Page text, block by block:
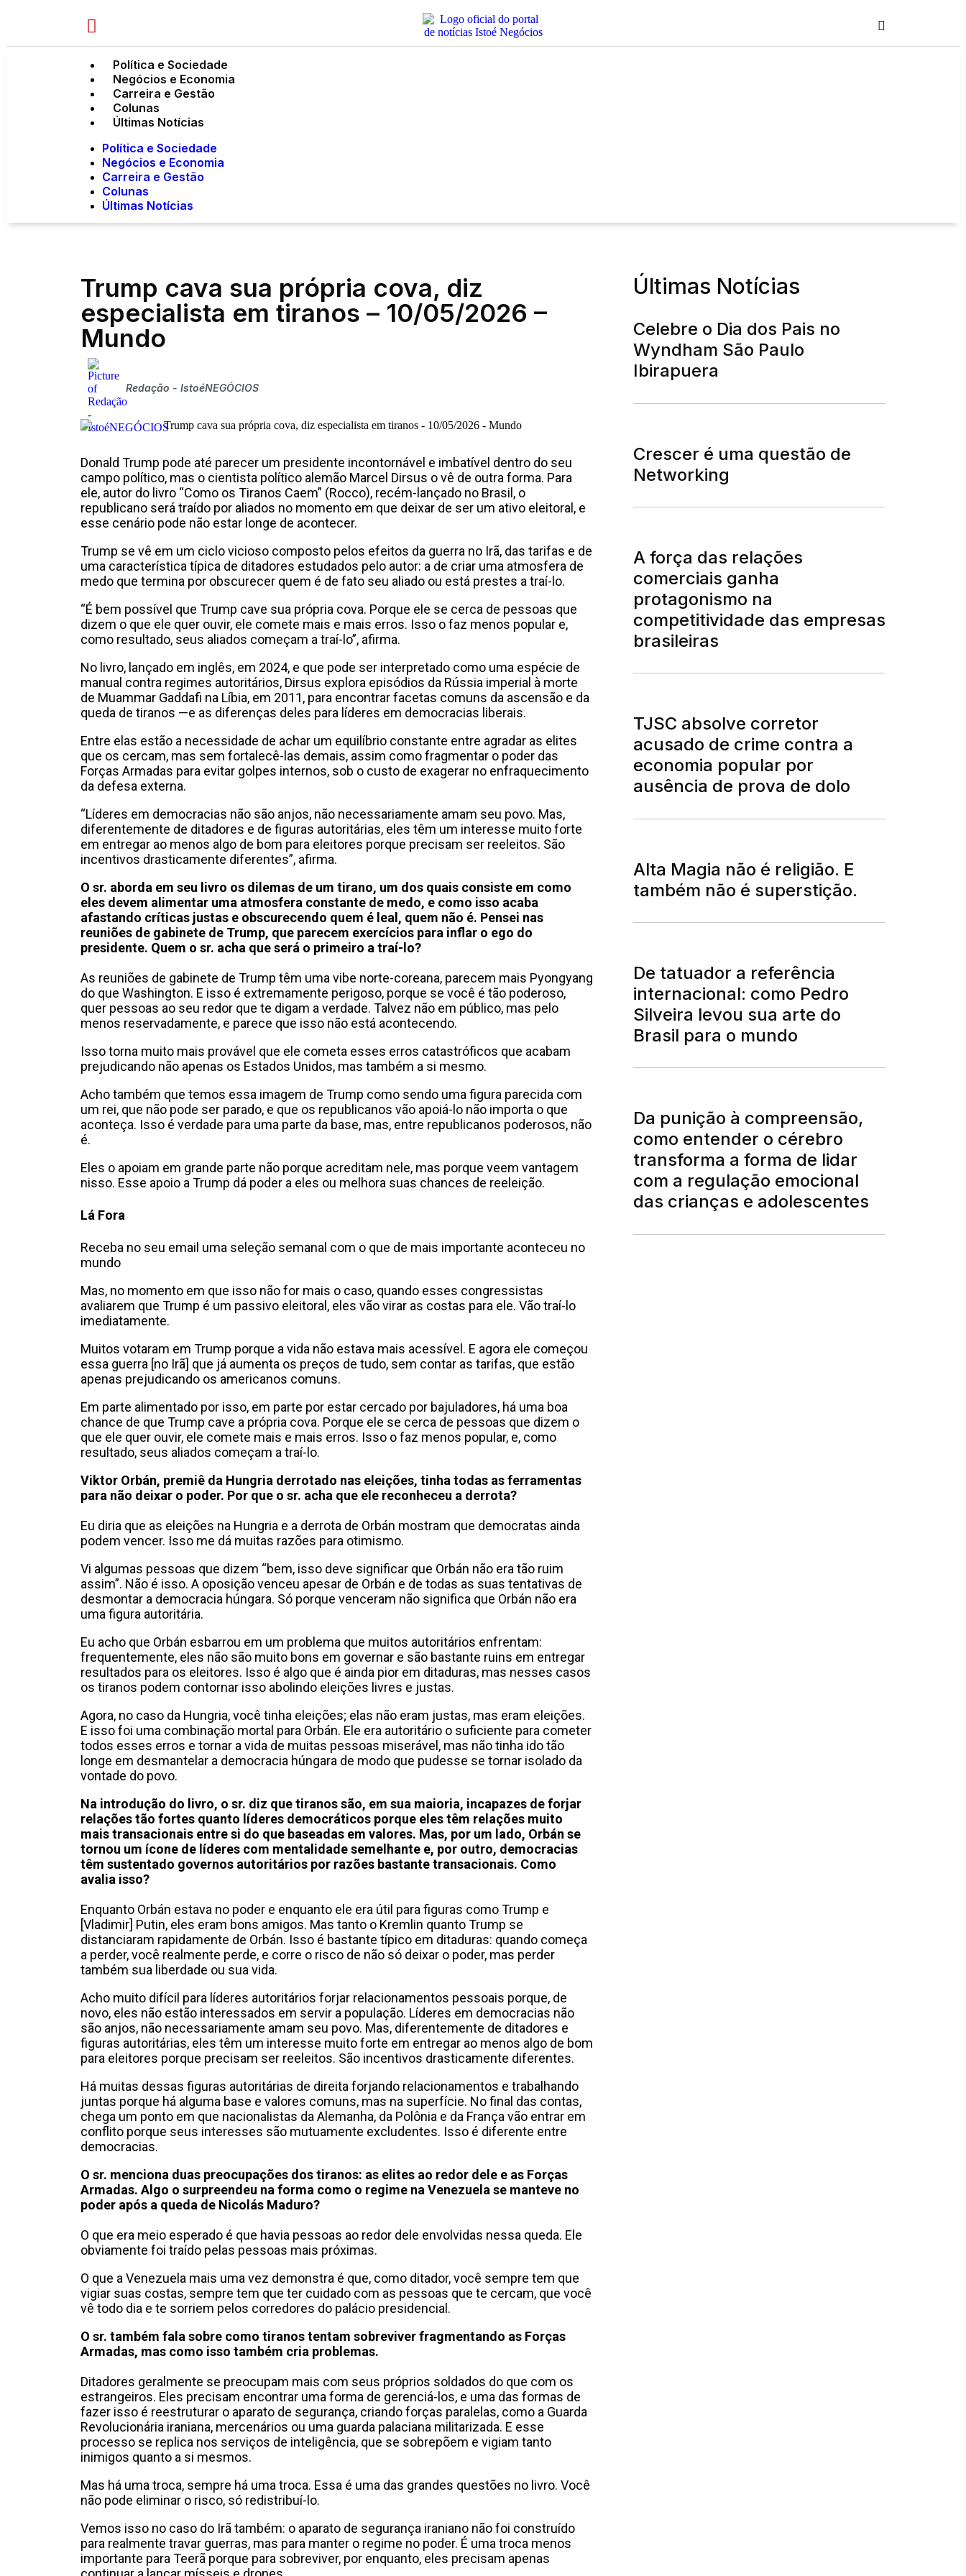
Política e Sociedade
Negócios e Economia
Carreira e Gestão
Colunas
Últimas Notícias
Política e Sociedade
Negócios e Economia
Carreira e Gestão
Colunas
Últimas Notícias
Trump cava sua própria cova, diz
especialista em tiranos – 10/05/2026 –
Mundo
Redação - IstoéNEGÓCIOS
Donald Trump pode até parecer um presidente incontornável e imbatível dentro do seu
campo político, mas o cientista político alemão Marcel Dirsus o vê de outra forma. Para
ele, autor do livro “Como os Tiranos Caem” (Rocco), recém-lançado no Brasil, o
republicano será traído por aliados no momento em que deixar de ser um ativo eleitoral, e
esse cenário pode não estar longe de acontecer.
Trump se vê em um ciclo vicioso composto pelos efeitos da guerra no Irã, das tarifas e de
uma característica típica de ditadores estudados pelo autor: a de criar uma atmosfera de
medo que termina por obscurecer quem é de fato seu aliado ou está prestes a traí-lo.
“É bem possível que Trump cave sua própria cova. Porque ele se cerca de pessoas que
dizem o que ele quer ouvir, ele comete mais e mais erros. Isso o faz menos popular e,
como resultado, seus aliados começam a traí-lo”, afirma.
No livro, lançado em inglês, em 2024, e que pode ser interpretado como uma espécie de
manual contra regimes autoritários, Dirsus explora episódios da Rússia imperial à morte
de Muammar Gaddafi na Líbia, em 2011, para encontrar facetas comuns da ascensão e da
queda de tiranos —e as diferenças deles para líderes em democracias liberais.
Entre elas estão a necessidade de achar um equilíbrio constante entre agradar as elites
que os cercam, mas sem fortalecê-las demais, assim como fragmentar o poder das
Forças Armadas para evitar golpes internos, sob o custo de exagerar no enfraquecimento
da defesa externa.
“Líderes em democracias não são anjos, não necessariamente amam seu povo. Mas,
diferentemente de ditadores e de figuras autoritárias, eles têm um interesse muito forte
em entregar ao menos algo de bom para eleitores porque precisam ser reeleitos. São
incentivos drasticamente diferentes”, afirma.
O sr. aborda em seu livro os dilemas de um tirano, um dos quais consiste em como
eles devem alimentar uma atmosfera constante de medo, e como isso acaba
afastando críticas justas e obscurecendo quem é leal, quem não é. Pensei nas
reuniões de gabinete de Trump, que parecem exercícios para inflar o ego do
presidente. Quem o sr. acha que será o primeiro a traí-lo?
As reuniões de gabinete de Trump têm uma vibe norte-coreana, parecem mais Pyongyang
do que Washington. E isso é extremamente perigoso, porque se você é tão poderoso,
quer pessoas ao seu redor que te digam a verdade. Talvez não em público, mas pelo
menos reservadamente, e parece que isso não está acontecendo.
Isso torna muito mais provável que ele cometa esses erros catastróficos que acabam
prejudicando não apenas os Estados Unidos, mas também a si mesmo.
Acho também que temos essa imagem de Trump como sendo uma figura parecida com
um rei, que não pode ser parado, e que os republicanos vão apoiá-lo não importa o que
aconteça. Isso é verdade para uma parte da base, mas, entre republicanos poderosos, não
é.
Eles o apoiam em grande parte não porque acreditam nele, mas porque veem vantagem
nisso. Esse apoio a Trump dá poder a eles ou melhora suas chances de reeleição.
Lá Fora
Receba no seu email uma seleção semanal com o que de mais importante aconteceu no
mundo
Mas, no momento em que isso não for mais o caso, quando esses congressistas
avaliarem que Trump é um passivo eleitoral, eles vão virar as costas para ele. Vão traí-lo
imediatamente.
Muitos votaram em Trump porque a vida não estava mais acessível. E agora ele começou
essa guerra [no Irã] que já aumenta os preços de tudo, sem contar as tarifas, que estão
apenas prejudicando os americanos comuns.
Em parte alimentado por isso, em parte por estar cercado por bajuladores, há uma boa
chance de que Trump cave a própria cova. Porque ele se cerca de pessoas que dizem o
que ele quer ouvir, ele comete mais e mais erros. Isso o faz menos popular, e, como
resultado, seus aliados começam a traí-lo.
Viktor Orbán, premiê da Hungria derrotado nas eleições, tinha todas as ferramentas
para não deixar o poder. Por que o sr. acha que ele reconheceu a derrota?
Eu diria que as eleições na Hungria e a derrota de Orbán mostram que democratas ainda
podem vencer. Isso me dá muitas razões para otimismo.
Vi algumas pessoas que dizem “bem, isso deve significar que Orbán não era tão ruim
assim”. Não é isso. A oposição venceu apesar de Orbán e de todas as suas tentativas de
desmontar a democracia húngara. Só porque venceram não significa que Orbán não era
uma figura autoritária.
Eu acho que Orbán esbarrou em um problema que muitos autoritários enfrentam:
frequentemente, eles não são muito bons em governar e são bastante ruins em entregar
resultados para os eleitores. Isso é algo que é ainda pior em ditaduras, mas nesses casos
os tiranos podem contornar isso abolindo eleições livres e justas.
Agora, no caso da Hungria, você tinha eleições; elas não eram justas, mas eram eleições.
E isso foi uma combinação mortal para Orbán. Ele era autoritário o suficiente para cometer
todos esses erros e tornar a vida de muitas pessoas miserável, mas não tinha ido tão
longe em desmantelar a democracia húngara de modo que pudesse se tornar isolado da
vontade do povo.
Na introdução do livro, o sr. diz que tiranos são, em sua maioria, incapazes de forjar
relações tão fortes quanto líderes democráticos porque eles têm relações muito
mais transacionais entre si do que baseadas em valores. Mas, por um lado, Orbán se
tornou um ícone de líderes com mentalidade semelhante e, por outro, democracias
têm sustentado governos autoritários por razões bastante transacionais. Como
avalia isso?
Enquanto Orbán estava no poder e enquanto ele era útil para figuras como Trump e
[Vladimir] Putin, eles eram bons amigos. Mas tanto o Kremlin quanto Trump se
distanciaram rapidamente de Orbán. Isso é bastante típico em ditaduras: quando começa
a perder, você realmente perde, e corre o risco de não só deixar o poder, mas perder
também sua liberdade ou sua vida.
Acho muito difícil para líderes autoritários forjar relacionamentos pessoais porque, de
novo, eles não estão interessados em servir a população. Líderes em democracias não
são anjos, não necessariamente amam seu povo. Mas, diferentemente de ditadores e
figuras autoritárias, eles têm um interesse muito forte em entregar ao menos algo de bom
para eleitores porque precisam ser reeleitos. São incentivos drasticamente diferentes.
Há muitas dessas figuras autoritárias de direita forjando relacionamentos e trabalhando
juntas porque há alguma base e valores comuns, mas na superfície. No final das contas,
chega um ponto em que nacionalistas da Alemanha, da Polônia e da França vão entrar em
conflito porque seus interesses são mutuamente excludentes. Isso é diferente entre
democracias.
O sr. menciona duas preocupações dos tiranos: as elites ao redor dele e as Forças
Armadas. Algo o surpreendeu na forma como o regime na Venezuela se manteve no
poder após a queda de Nicolás Maduro?
O que era meio esperado é que havia pessoas ao redor dele envolvidas nessa queda. Ele
obviamente foi traído pelas pessoas mais próximas.
O que a Venezuela mais uma vez demonstra é que, como ditador, você sempre tem que
vigiar suas costas, sempre tem que ter cuidado com as pessoas que te cercam, que você
vê todo dia e te sorriem pelos corredores do palácio presidencial.
O sr. também fala sobre como tiranos tentam sobreviver fragmentando as Forças
Armadas, mas como isso também cria problemas.
Ditadores geralmente se preocupam mais com seus próprios soldados do que com os
estrangeiros. Eles precisam encontrar uma forma de gerenciá-los, e uma das formas de
fazer isso é reestruturar o aparato de segurança, criando forças paralelas, como a Guarda
Revolucionária iraniana, mercenários ou uma guarda palaciana militarizada. E esse
processo se replica nos serviços de inteligência, que se sobrepõem e vigiam tanto
inimigos quanto a si mesmos.
Mas há uma troca, sempre há uma troca. Essa é uma das grandes questões no livro. Você
não pode eliminar o risco, só redistribuí-lo.
Vemos isso no caso do Irã também: o aparato de segurança iraniano não foi construído
para realmente travar guerras, mas para manter o regime no poder. É uma troca menos
importante para Teerã porque para sobreviver, por enquanto, eles precisam apenas
Últimas Notícias
Celebre o Dia dos Pais no
Wyndham São Paulo
Ibirapuera
Crescer é uma questão de
Networking
A força das relações
comerciais ganha
protagonismo na
competitividade das empresas
brasileiras
TJSC absolve corretor
acusado de crime contra a
economia popular por
ausência de prova de dolo
Alta Magia não é religião. E
também não é superstição.
De tatuador a referência
internacional: como Pedro
Silveira levou sua arte do
Brasil para o mundo
Da punição à compreensão,
como entender o cérebro
transforma a forma de lidar
com a regulação emocional
das crianças e adolescentes